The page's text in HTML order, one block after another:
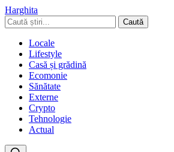
Harghita
Caută
Locale
Lifestyle
Casă și grădină
Ecomonie
Sănătate
Externe
Crypto
Tehnologie
Actual